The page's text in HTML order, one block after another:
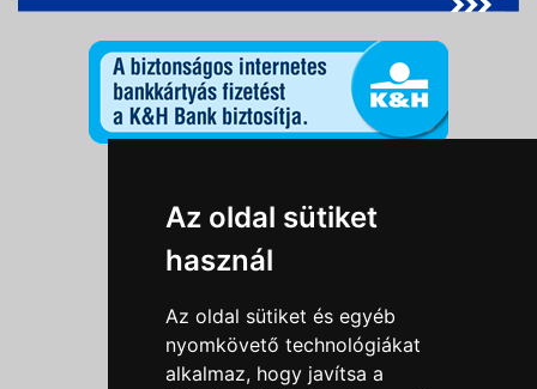
Az oldal sütiket
használ
Az oldal sütiket és egyéb
nyomkövető technológiákat
alkalmaz, hogy javítsa a
Információk
Általános szerződési feltételek
Impresszum
Nyereményjáték szabály
Outlet nap nyereményjáték szabályzat